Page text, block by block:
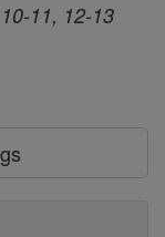
11, 12-13